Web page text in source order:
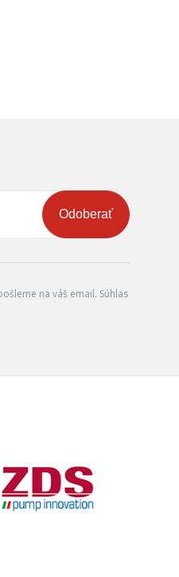
Odoberať
na váš email. Súhlas